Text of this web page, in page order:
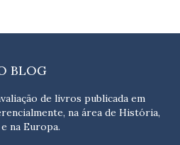
BLOG
de livros publicada em
na área de História,
na Europa.